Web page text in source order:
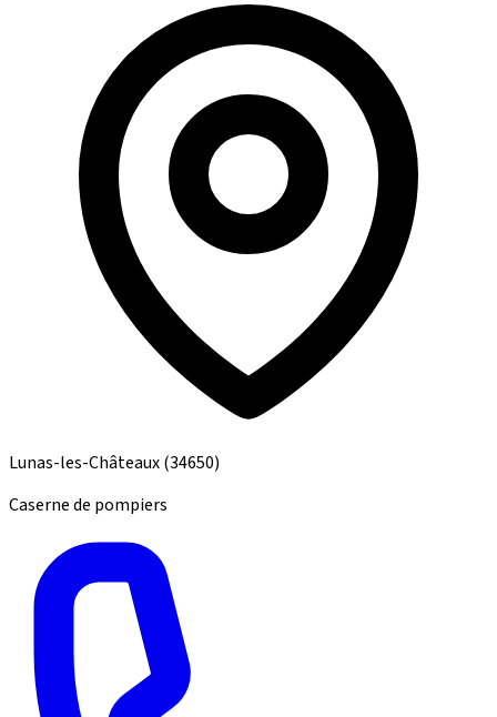
Lunas-les-Châteaux(34650)
Caserne de pompiers